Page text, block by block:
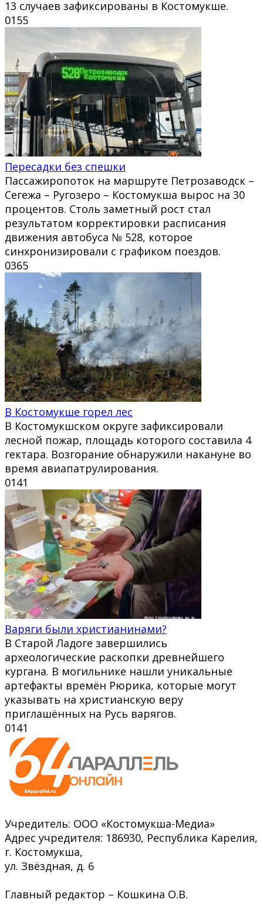
13 случаев зафиксированы в Костомукше.
0155
Пересадки без спешки
Пассажиропоток на маршруте Петрозаводск –
Сегежа – Ругозеро – Костомукша вырос на 30
процентов. Столь заметный рост стал
результатом корректировки расписания
движения автобуса № 528, которое
синхронизировали с графиком поездов.
0365
В Костомукше горел лес
В Костомукшском округе зафиксировали
лесной пожар, площадь которого составила 4
гектара. Возгорание обнаружили накануне во
время авиапатрулирования.
0141
Варяги были христианинами?
В Старой Ладоге завершились
археологические раскопки древнейшего
кургана. В могильнике нашли уникальные
артефакты времён Рюрика, которые могут
указывать на христианскую веру
приглашённых на Русь варягов.
0141
Учредитель: ООО «Костомукша-Медиа»
Адрес учредителя: 186930, Республика Карелия,
г. Костомукша,
ул. Звёздная, д. 6
Главный редактор – Кошкина О.В.